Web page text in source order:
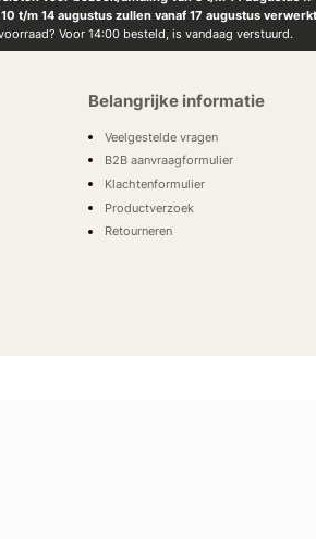
t/m 14 augustus zullen vanaf 17 augustus
Voor 14:00 besteld, is vandaag verstuurd.
Belangrijke informatie
Veelgestelde vragen
B2B aanvraagformulier
Klachtenformulier
Productverzoek
Retourneren